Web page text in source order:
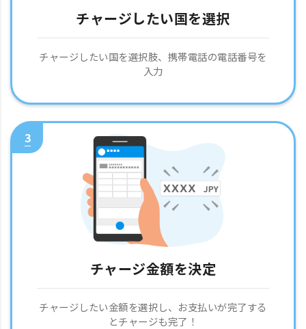
チャージしたい国を選択
チャージしたい国を選択肢、携帯電話の電話番号を
入力
3
チャージ金額を決定
チャージしたい金額を選択し、お支払いが完了する
とチャージも完了！